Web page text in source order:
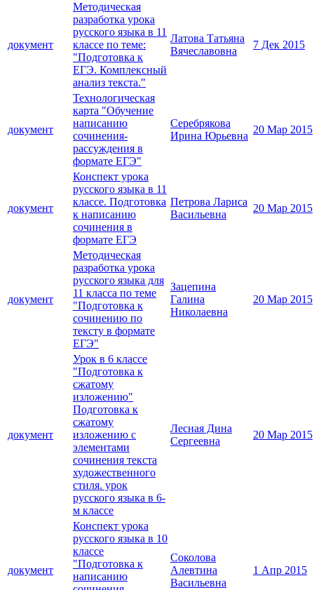
документ
Методическая
разработка урока
русского языка в 11
классе по теме:
"Подготовка к
ЕГЭ. Комплексный
анализ текста."
Латова Татьяна
Вячеславовна
7 Дек 2015
документ
Технологическая
карта "Обучение
написанию
сочинения-
рассуждения в
формате ЕГЭ"
Серебрякова
Ирина Юрьевна
20 Мар 2015
документ
Конспект урока
русского языка в 11
классе. Подготовка
к написанию
сочинения в
формате ЕГЭ
Петрова Лариса
Васильевна
20 Мар 2015
документ
Методическая
разработка урока
русского языка для
11 класса по теме
"Подготовка к
сочинению по
тексту в формате
ЕГЭ"
Зацепина
Галина
Николаевна
20 Мар 2015
документ
Урок в 6 классе
"Подготовка к
сжатому
изложению"
Подготовка к
сжатому
изложению с
элементами
сочинения текста
художественного
стиля. урок
русского языка в 6-
м классе
Лесная Дина
Сергеевна
20 Мар 2015
документ
Конспект урока
русского языка в 10
классе
"Подготовка к
написанию
Соколова
Алевтина
Васильевна
1 Апр 2015